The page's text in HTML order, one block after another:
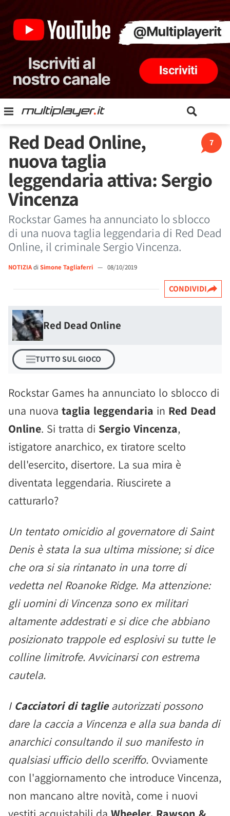
7
Red Dead Online,
nuova taglia
leggendaria attiva: Sergio
Vincenza
Rockstar Games ha annunciato lo sblocco
di una nuova taglia leggendaria di Red Dead
Online, il criminale Sergio Vincenza.
NOTIZIAdi Simone Tagliaferri — 08/10/2019
CONDIVIDI
Red Dead Online
TUTTO SUL GIOCO
Rockstar Games ha annunciato lo sblocco di
una nuova taglia leggendaria in Red Dead
Online. Si tratta di Sergio Vincenza,
istigatore anarchico, ex tiratore scelto
dell'esercito, disertore. La sua mira è
diventata leggendaria. Riuscirete a
catturarlo?
Un tentato omicidio al governatore di Saint
Denis è stata la sua ultima missione; si dice
che ora si sia rintanato in una torre di
vedetta nel Roanoke Ridge. Ma attenzione:
gli uomini di Vincenza sono ex militari
altamente addestrati e si dice che abbiano
posizionato trappole ed esplosivi su tutte le
colline limitrofe. Avvicinarsi con estrema
cautela.
I Cacciatori di taglieautorizzati possono
dare la caccia a Vincenza e alla sua banda di
anarchici consultando il suo manifesto in
qualsiasi ufficio dello sceriffo. Ovviamente
con l'aggiornamento che introduce Vincenza,
non mancano altre novità, come i nuovi